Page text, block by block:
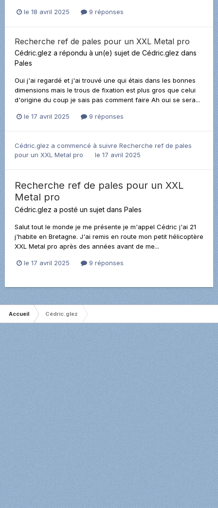
le 18 avril 2025 9 réponses
Recherche ref de pales pour un XXL Metal pro
Cédric.glez a répondu à un(e) sujet de Cédric.glez dans
Pales
Oui j'ai regardé et j'ai trouvé une qui étais dans les bonnes
dimensions mais le trous de fixation est plus gros que celui
d'origine du coup je sais pas comment faire Ah oui se sera...
le 17 avril 2025 9 réponses
Cédric.glez a commencé à suivre Recherche ref de pales
pour un XXL Metal pro
le 17 avril 2025
Recherche ref de pales pour un XXL
Metal pro
Cédric.glez a posté un sujet dans Pales
Salut tout le monde je me présente je m'appel Cédric j'ai 21
j'habite en Bretagne. J'ai remis en route mon petit hélicoptère
XXL Metal pro après des années avant de me...
le 17 avril 2025 9 réponses
Accueil Cédric.glez